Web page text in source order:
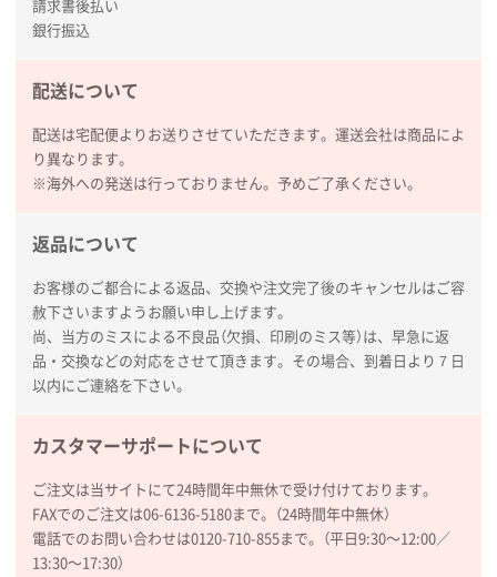
請求書後払い
銀行振込
配送について
配送は宅配便よりお送りさせていただきます。運送会社は商品によ
り異なります。
※海外への発送は行っておりません。予めご了承ください。
返品について
お客様のご都合による返品、交換や注文完了後のキャンセルはご容
赦下さいますようお願い申し上げます。
尚、当方のミスによる不良品（欠損、印刷のミス等）は、早急に返
品・交換などの対応をさせて頂きます。その場合、到着日より７日
以内にご連絡を下さい。
カスタマーサポートについて
ご注文は当サイトにて24時間年中無休で受け付けております。
FAXでのご注文は06-6136-5180まで。（24時間年中無休）
電話でのお問い合わせは0120-710-855まで。（平日9:30〜12:00／
13:30〜17:30）